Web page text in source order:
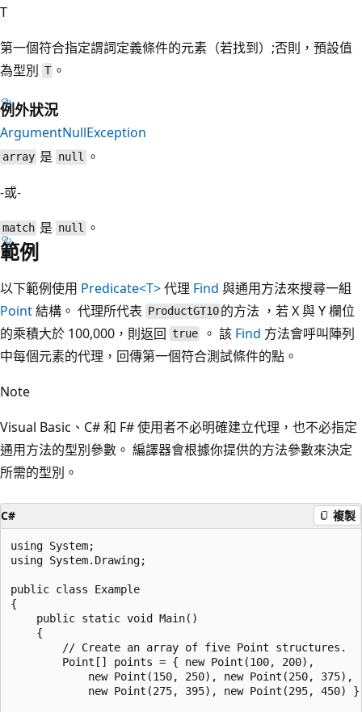
T
第一個符合指定謂詞定義條件的元素（若找到）;否則，預設值
為型別 T 。
例外狀況
ArgumentNullException
array 是 null 。
-或-
match 是 null 。
範例
以下範例使用 Predicate<T>代理 Find 與通用方法來搜尋一組
Point結構。 代理所代表 ProductGT10 的方法 ，若 X 與 Y 欄位
的乘積大於 100,000，則返回 true 。 該 Find 方法會呼叫陣列
中每個元素的代理，回傳第一個符合測試條件的點。
Note
Visual Basic、C# 和 F# 使用者不必明確建立代理，也不必指定
通用方法的型別參數。 編譯器會根據你提供的方法參數來決定
所需的型別。
C# 複製
using System;
using System.Drawing;
public class Example
{
    public static void Main()
    {
        // Create an array of five Point structures.
        Point[] points = { new Point(100, 200),
            new Point(150, 250), new Point(250, 375),
new Point(275, 395), new Point(295, 450)